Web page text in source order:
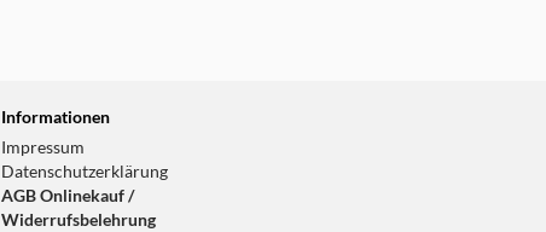
Informationen
Impressum
Datenschutzerklärung
AGB Onlinekauf /
Widerrufsbelehrung